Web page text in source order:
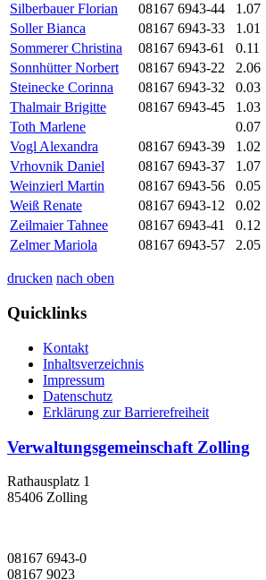
Silberbauer Florian
08167 6943-44 1.07
Soller Bianca
08167 6943-33 1.01
Sommerer Christina
08167 6943-61 0.11
Sonnhütter Norbert
08167 6943-22 2.06
Steinecke Corinna
08167 6943-32 0.03
Thalmair Brigitte
08167 6943-45 1.03
Toth Marlene
0.07
Vogl Alexandra
08167 6943-39 1.02
Vrhovnik Daniel
08167 6943-37 1.07
Weinzierl Martin
08167 6943-56 0.05
Weiß Renate
08167 6943-12 0.02
Zeilmaier Tahnee
08167 6943-41 0.12
Zelmer Mariola
08167 6943-57 2.05
drucken nach oben
Quicklinks
Kontakt
Inhaltsverzeichnis
Impressum
Datenschutz
Erklärung zur Barrierefreiheit
Verwaltungsgemeinschaft Zolling
Rathausplatz 1
85406 Zolling
08167 6943-0
08167 9023